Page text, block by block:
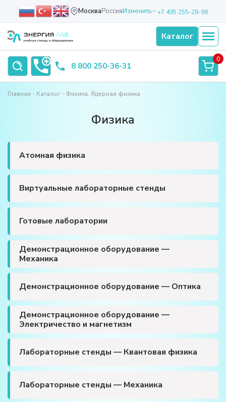
МоскваРоссияИзменить +7 495 255-28-98
Каталог
8 800 250-36-31
0
Главная Каталог Физика. Ядерная физика
Физика
Атомная физика
Виртуальные лабораторные стенды
Готовые лаборатории
Демонстрационное оборудование —
Механика
Демонстрационное оборудование — Оптика
Демонстрационное оборудование —
Электричество и магнетизм
Лабораторные стенды — Квантовая физика
Лабораторные стенды — Механика